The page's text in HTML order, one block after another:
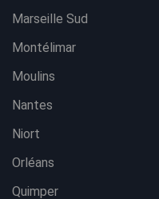
Marseille Sud
Montélimar
Moulins
Nantes
Niort
Orléans
Quimper